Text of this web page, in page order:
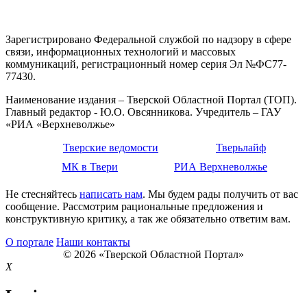
Зарегистрировано Федеральной службой по надзору в сфере
связи, информационных технологий и массовых
коммуникаций, регистрационный номер серия Эл №ФС77-
77430.
Наименование издания – Тверской Областной Портал (ТОП).
Главный редактор - Ю.О. Овсянникова. Учредитель – ГАУ
«РИА «Верхневолжье»
Тверские ведомости
Тверьлайф
МК в Твери
РИА Верхневолжье
Не стесняйтесь написать нам. Мы будем рады получить от вас
сообщение. Рассмотрим рациональные предложения и
конструктивную критику, а так же обязательно ответим вам.
О портале Наши контакты
© 2026 «Тверской Областной Портал»
X